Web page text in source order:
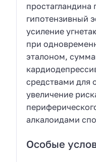
гипотензивный
усиление
при
эталоном,
средствами для
увеличение
алкалоидами
Особые